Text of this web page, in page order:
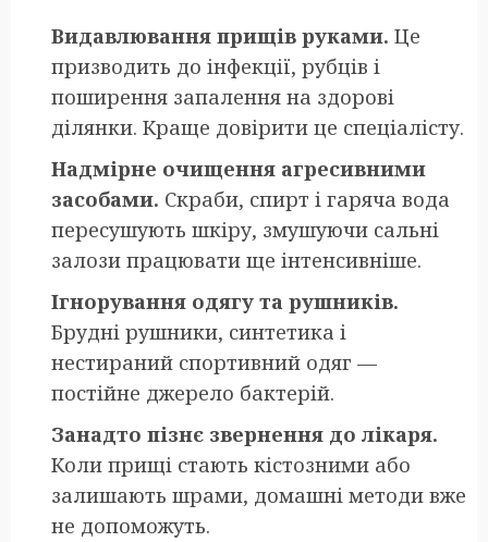
Видавлювання прищів руками. Це
призводить до інфекції, рубців і
поширення запалення на здорові
ділянки. Краще довірити це спеціалісту.
Надмірне очищення агресивними
засобами. Скраби, спирт і гаряча вода
пересушують шкіру, змушуючи сальні
залози працювати ще інтенсивніше.
Ігнорування одягу та рушників.
Брудні рушники, синтетика і
нестираний спортивний одяг —
постійне джерело бактерій.
Занадто пізнє звернення до лікаря.
Коли прищі стають кістозними або
залишають шрами, домашні методи вже
не допоможуть.